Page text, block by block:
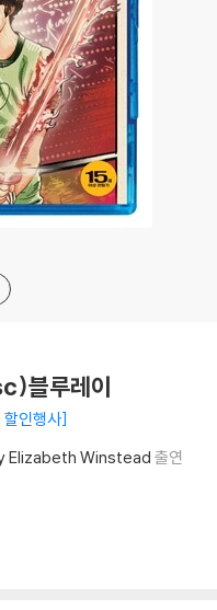
블루레이
할인행사
Elizabeth Winstead 출연